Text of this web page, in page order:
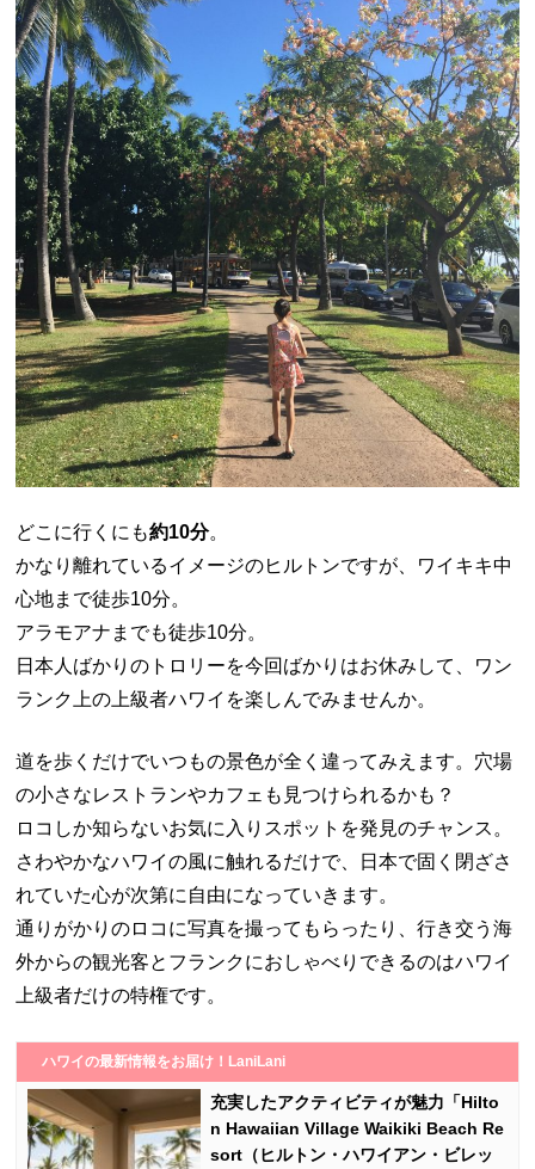
どこに行くにも約10分。
かなり離れているイメージのヒルトンですが、ワイキキ中
心地まで徒歩10分。
アラモアナまでも徒歩10分。
日本人ばかりのトロリーを今回ばかりはお休みして、ワン
ランク上の上級者ハワイを楽しんでみませんか。
道を歩くだけでいつもの景色が全く違ってみえます。穴場
の小さなレストランやカフェも見つけられるかも？
ロコしか知らないお気に入りスポットを発見のチャンス。
さわやかなハワイの風に触れるだけで、日本で固く閉ざさ
れていた心が次第に自由になっていきます。
通りがかりのロコに写真を撮ってもらったり、行き交う海
外からの観光客とフランクにおしゃべりできるのはハワイ
上級者だけの特権です。
ハワイの最新情報をお届け！LaniLani
充実したアクティビティが魅力「Hilto
n Hawaiian Village Waikiki Beach Re
sort（ヒルトン・ハワイアン・ビレッ